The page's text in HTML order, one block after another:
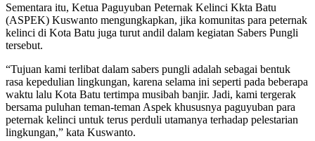
Sementara itu, Ketua Paguyuban Peternak Kelinci Kkta Batu
(ASPEK) Kuswanto mengungkapkan, jika komunitas para peternak
kelinci di Kota Batu juga turut andil dalam kegiatan Sabers Pungli
tersebut.
“Tujuan kami terlibat dalam sabers pungli adalah sebagai bentuk
rasa kepedulian lingkungan, karena selama ini seperti pada beberapa
waktu lalu Kota Batu tertimpa musibah banjir. Jadi, kami tergerak
bersama puluhan teman-teman Aspek khususnya paguyuban para
peternak kelinci untuk terus perduli utamanya terhadap pelestarian
lingkungan,” kata Kuswanto.